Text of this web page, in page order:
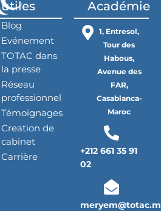
utiles
Blog
Evénement
TOTAC dans
la presse
Réseau
professionnel
Témoignages
Creation de
cabinet
Carrière
Académie
1, Entresol,
Tour des
Habous,
Avenue des
FAR,
Casablanca-
Maroc
+212 661 35 91
02